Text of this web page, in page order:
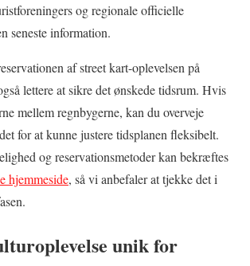
og regionale officielle
seneste information.
af street kart-oplevelsen på
lettere at sikre det ønskede tidsrum. Hvis
mellem regnbygerne, kan du overveje
for at kunne justere tidsplanen fleksibelt.
og reservationsmetoder kan bekræftes
hjemmeside, så vi anbefaler at tjekke det i
unik for